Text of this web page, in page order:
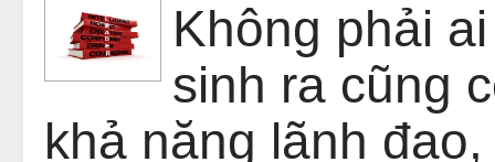
Không phải ai
sinh ra cũng
khả năng lãnh đạo,